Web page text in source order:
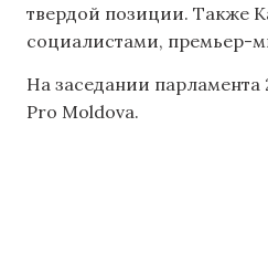
твердой позиции. Также
социалистами, премьер-
На заседании парламента
Pro Moldova.